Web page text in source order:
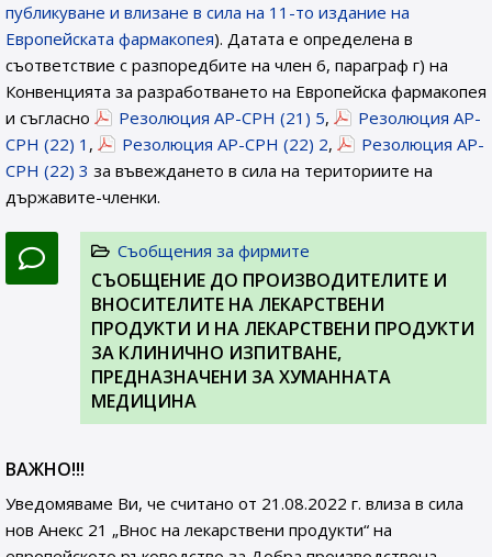
публикуване и влизане в сила на 11-то издание на
Европейската фармакопея). Датата е определена в
съответствие с разпоредбите на член 6, параграф г) на
Конвенцията за разработването на Европейска фармакопея
и съгласно
Резолюция AP-CPH (21) 5,
Резолюция AP-
CPH (22) 1 , Резолюция AP-CPH (22) 2,
Резолюция AP-
CPH (22) 3 за въвеждането в сила на териториите на
държавите-членки.
Съобщения за фирмите
СЪОБЩЕНИЕ ДО ПРОИЗВОДИТЕЛИТЕ И
ВНОСИТЕЛИТЕ НА ЛЕКАРСТВЕНИ
ПРОДУКТИ И НА ЛЕКАРСТВЕНИ ПРОДУКТИ
ЗА КЛИНИЧНО ИЗПИТВАНЕ,
ПРЕДНАЗНАЧЕНИ ЗА ХУМАННАТА
МЕДИЦИНА
ВАЖНО!!!
Уведомяваме Ви, че считано от 21.08.2022 г. влиза в сила
нов Анекс 21 „Внос на лекарствени продукти“ на